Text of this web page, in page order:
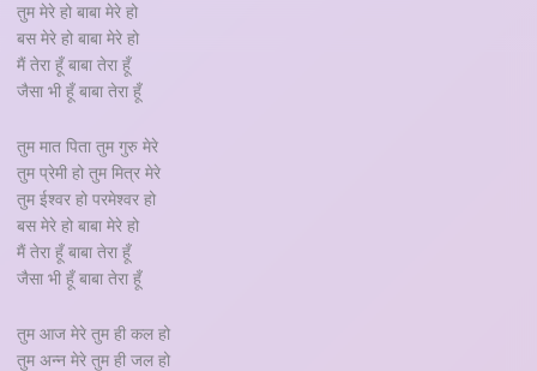
तुम मेरे हो बाबा मेरे हो
बस मेरे हो बाबा मेरे हो
मैं तेरा हूँ बाबा तेरा हूँ
जैसा भी हूँ बाबा तेरा हूँ
तुम मात पिता तुम गुरु मेरे
तुम प्रेमी हो तुम मित्र मेरे
तुम ईश्वर हो परमेश्वर हो
बस मेरे हो बाबा मेरे हो
मैं तेरा हूँ बाबा तेरा हूँ
जैसा भी हूँ बाबा तेरा हूँ
तुम आज मेरे तुम ही कल हो
तुम अन्न मेरे तुम ही जल हो